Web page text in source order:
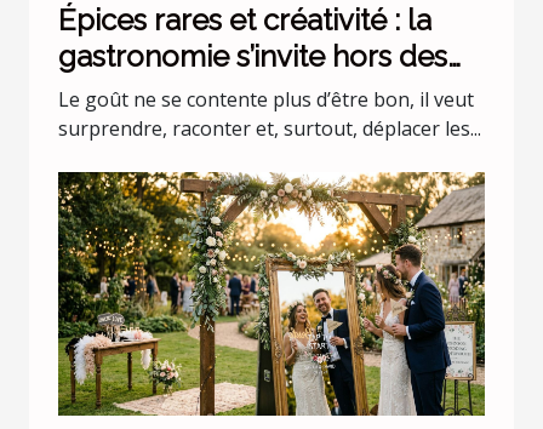
Épices rares et créativité : la
gastronomie s’invite hors des
codes
Le goût ne se contente plus d’être bon, il veut
surprendre, raconter et, surtout, déplacer les...